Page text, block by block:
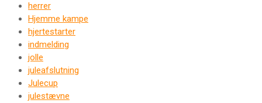
herrer
Hjemme kampe
hjertestarter
indmelding
jolle
juleafslutning
Julecup
julestævne